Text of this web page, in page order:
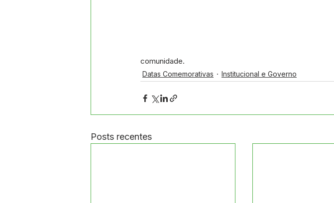
comunidade.
Datas Comemorativas Institucional e Governo
Posts recentes